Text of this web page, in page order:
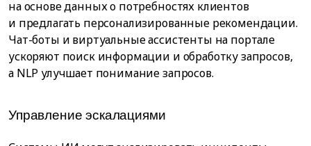
на основе данных о потребностях клиентов
и предлагать персонализированные рекомендации.
Чат-боты и виртуальные ассистенты на портале
ускоряют поиск информации и обработку запросов,
а NLP улучшает понимание запросов.
Управление эскалациями